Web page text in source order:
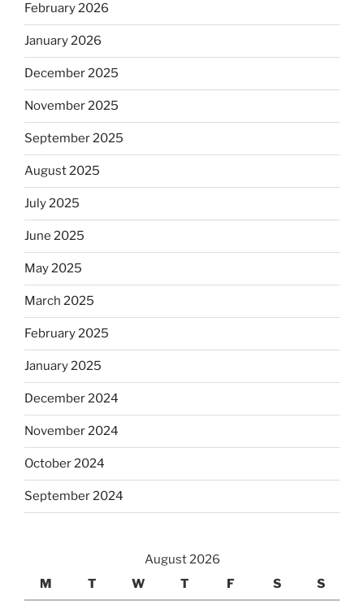
February 2026
January 2026
December 2025
November 2025
September 2025
August 2025
July 2025
June 2025
May 2025
March 2025
February 2025
January 2025
December 2024
November 2024
October 2024
September 2024
August 2026
M
T W T F S S